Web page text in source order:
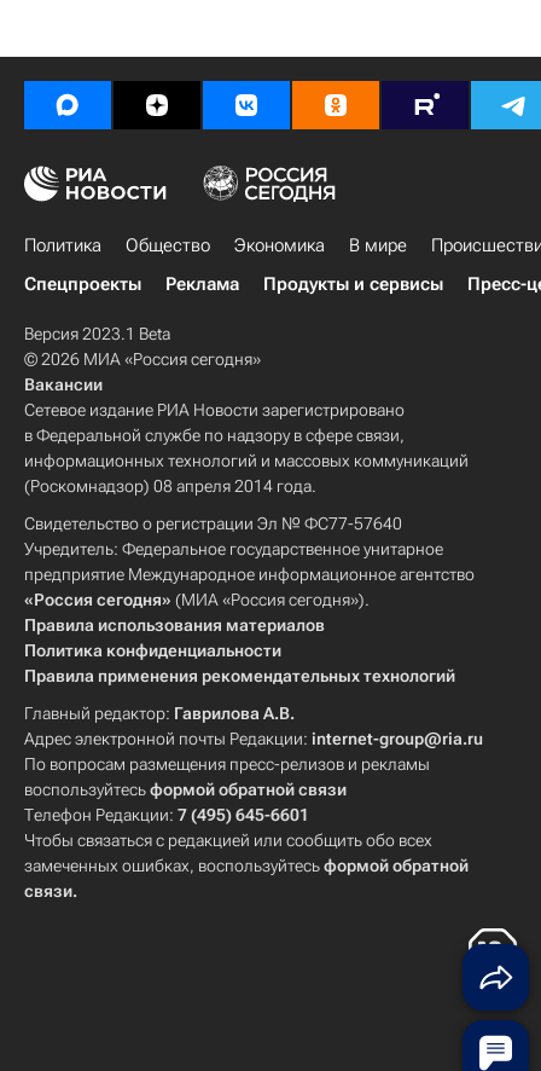
Политика Общество Экономика В мире
Спецпроекты
Реклама Продукты и сервисы Пресс-
Версия 2023.1 Beta
© 2026 МИА «Россия сегодня»
Вакансии
Сетевое издание РИА Новости зарегистрировано
в Федеральной службе по надзору в сфере связи,
информационных технологий и массовых коммуникаций
(Роскомнадзор) 08 апреля 2014 года.
Свидетельство о регистрации Эл № ФС77-57640
Учредитель: Федеральное государственное унитарное
предприятие Международное информационное агентство
«Россия сегодня» (МИА «Россия сегодня»).
Правила использования материалов
Политика конфиденциальности
Правила применения рекомендательных технологий
Главный редактор: Гаврилова А.В.
Адрес электронной почты Редакции: internet-group@ria.ru
По вопросам размещения пресс-релизов и рекламы
воспользуйтесьформой обратной связи
Телефон Редакции: 7 (495) 645-6601
Чтобы связаться с редакцией или сообщить обо всех
замеченных ошибках, воспользуйтесьформой обратной
связи.